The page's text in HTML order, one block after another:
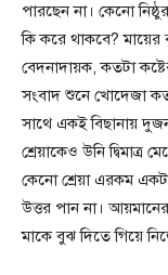
পারছেন না। কেনো
কি করে থাকবে? মায়ের
বেদনাদায়ক, কতটা
সংবাদ শুনে খোদেজা
সাথে একই বিছানায়
শ্রেয়াকেও উনি
কেনো শ্রেয়া এরকম
উত্তর পান না।
মাকে বুঝ দিতে গিয়ে